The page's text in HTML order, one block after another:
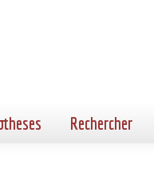
Rechercher